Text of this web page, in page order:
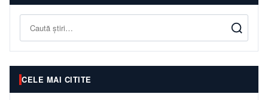
Caută
CELE MAI CITITE